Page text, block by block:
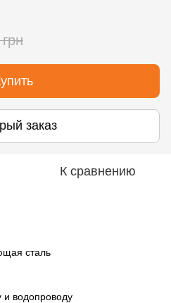
заказ
К сравнению
сталь
и водопроводу